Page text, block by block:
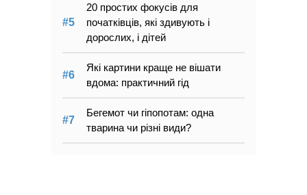
20 простих фокусів для
початківців, які здивують і
дорослих, і дітей
Які картини краще не вішати
вдома: практичний гід
Бегемот чи гіпопотам: одна
тварина чи різні види?